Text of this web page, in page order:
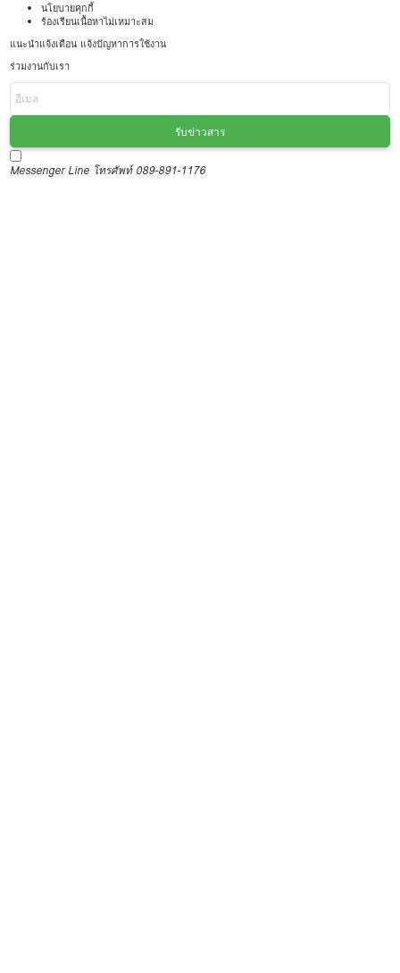
นโยบายคุกกี้
ร้องเรียนเนื้อหาไม่เหมาะสม
แนะนำแจ้งเตือน แจ้งปัญหาการใช้งาน
ร่วมงานกับเรา
รับข่าวสาร
Messenger Line โทรศัพท์ 089-891-1176